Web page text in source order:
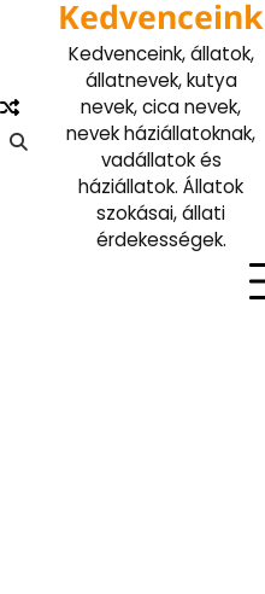
Kedvenceink
Kedvenceink, állatok,
állatnevek, kutya
nevek, cica nevek,
nevek háziállatoknak,
vadállatok és
háziállatok. Állatok
szokásai, állati
érdekességek.